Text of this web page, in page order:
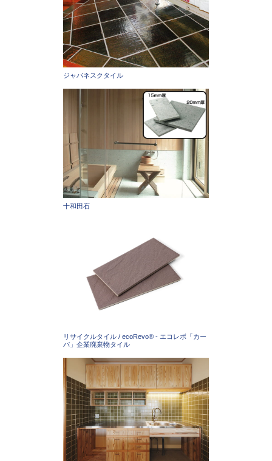
ジャパネスクタイル
十和田石
リサイクルタイル / ecoRevo® - エコレボ「カー
パ」企業廃棄物タイル